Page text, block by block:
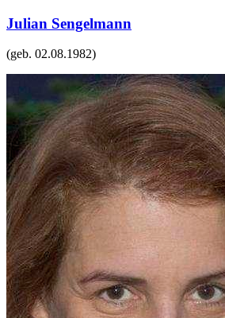
Julian Sengelmann
(geb. 02.08.1982)